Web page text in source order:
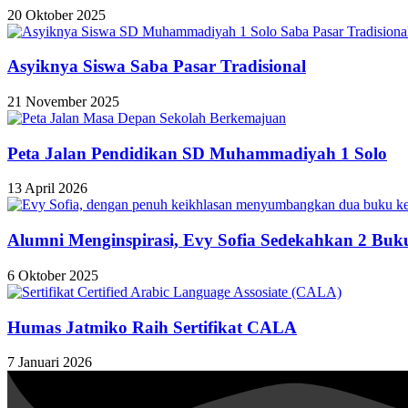
20 Oktober 2025
Asyiknya Siswa Saba Pasar Tradisional
21 November 2025
Peta Jalan Pendidikan SD Muhammadiyah 1 Solo
13 April 2026
Alumni Menginspirasi, Evy Sofia Sedekahkan 2
6 Oktober 2025
Humas Jatmiko Raih Sertifikat CALA
7 Januari 2026